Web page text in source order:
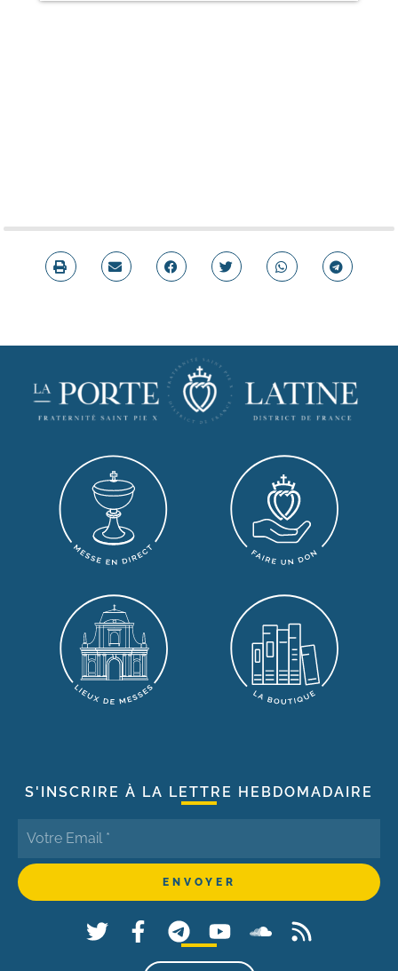
S'INSCRIRE À LA LETTRE HEBDOMADAIRE